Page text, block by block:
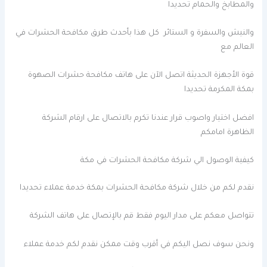
والمطابخ والحمام تحديدا
والنيش والسفرة و الستائر كل هذا بأحدث طرق مكافحة الحشرات في
العالم مع
قوة الأجهزة الحديثة اتصل الآن على هاتف مكافحة حشرات الصهوة
بمكة المكرمة تحديدا
افضل اختيار واصوب قرار عندنا تكرم بالاتصال على ارقام الشركة
الظاهرة امامكم
كيفية الوصول الي شركة مكافحة الحشرات في مكة
نقدم لكم من خلال شركة مكافحة الحشرات بمكة خدمة عملاء تحديدا
تتواصل معكم على مدار اليوم فقط قم بالإتصال على هاتف الشركة
ونحن سوف نصل اليكم في أقرب وقت ممكن نقدم لكم خدمة عملاء